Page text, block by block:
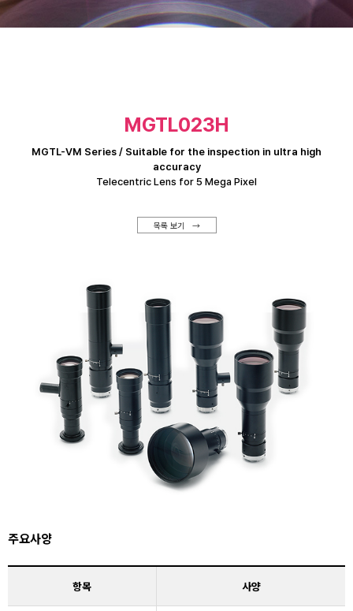
MGTL023H
MGTL-VM Series / Suitable for the inspection in ultra high
accuracy
Telecentric Lens for 5 Mega Pixel
목록 보기
주요사양
항목 사양